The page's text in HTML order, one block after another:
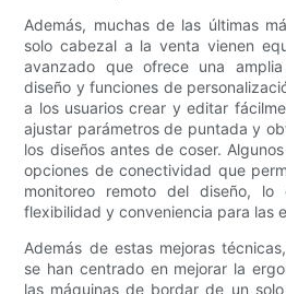
Además, muchas de las últimas
solo cabezal a la venta vienen
avanzado que ofrece una
diseño y funciones de
a los usuarios crear y editar
ajustar parámetros de puntada y
los diseños antes de coser.
opciones de conectividad que
monitoreo remoto del diseño, lo
flexibilidad y conveniencia para las
Además de estas mejoras
se han centrado en mejorar la
las máquinas de bordar de un